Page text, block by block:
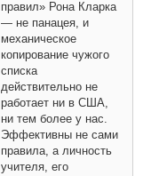
правил» Рона Кларка
— не панацея, и
механическое
копирование чужого
списка
действительно не
работает ни в США,
ни тем более у нас.
Эффективны не сами
правила, а личность
учителя, его